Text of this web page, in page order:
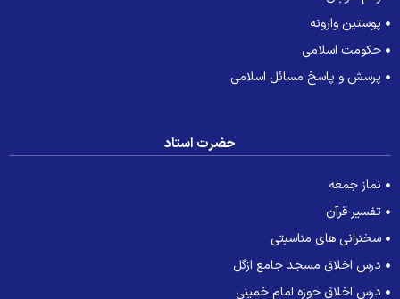
پوستین وارونه
حکومت اسلامی
پرسش و پاسخ مسائل اسلامی
حضرت استاد
نماز جمعه
تفسیر قرآن
سخنرانی های مناسبتی
درس اخلاق مسجد جامع ازگل
درس اخلاق حوزه امام خمینی